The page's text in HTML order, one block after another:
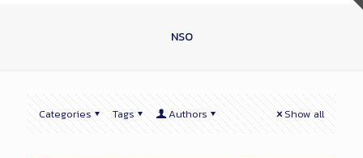
NSO
Categories Tags Authors Show all